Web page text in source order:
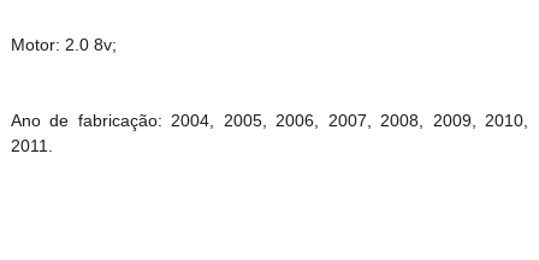
Motor: 2.0 8v;
Ano de fabricação: 2004, 2005, 2006, 2007, 2008, 2009, 2010,
2011.